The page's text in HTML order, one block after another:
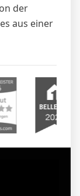
der
aus einer